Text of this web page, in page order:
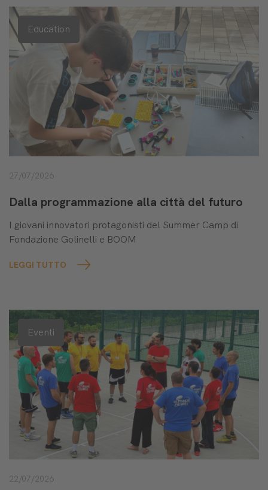
Education
27/07/2026
Dalla programmazione alla città del futuro
I giovani innovatori protagonisti del Summer Camp di
Fondazione Golinelli e BOOM
LEGGI TUTTO
Eventi
22/07/2026